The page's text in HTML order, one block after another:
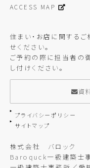
ACCESS MAP
住まい・お店に関する
せください。
ご予約の際に担当者の
し付けください。
資
プライバシーポリシー
サイトマップ
株式会社 バロック
Baroquck一級建築士